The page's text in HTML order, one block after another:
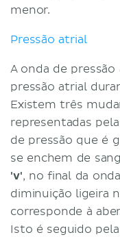
menor.
Pressão atrial
A onda de
pressão atrial
Existem três
representadas
de pressão que é
se enchem de
'v', no final da
diminuição ligeira
corresponde à
Isto é seguido